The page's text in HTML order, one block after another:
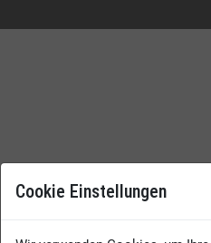
Cookie Einstellungen